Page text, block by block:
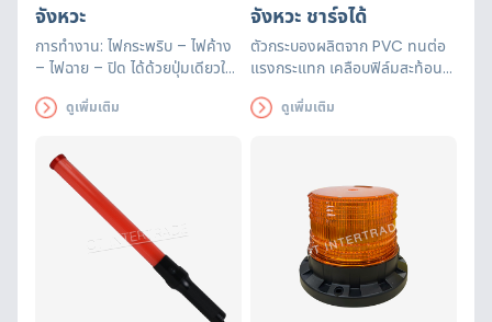
จังหวะ
การทำงาน: ไฟกระพริบ – ไฟค้าง
– ไฟฉาย – ปิด ได้ด้วยปุ่มเดียวใช้
ปลอดภัยในการทำงาน
ดูเพิ่มเติม
จังหวะ ชาร์จได้
ตัวกระบองผลิตจาก PVC ทนต่อ
แรงกระแทก เคลือบฟิล์มสะท้อน
ค้าง – ปิด ได้ด้วยปุ่มเดียวสามารถ
ดูเพิ่มเติม